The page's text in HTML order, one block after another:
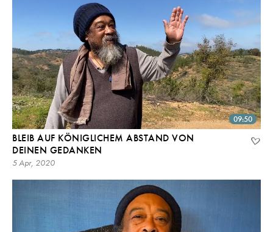
09:50
BLEIB AUF KÖNIGLICHEM ABSTAND VON
DEINEN GEDANKEN
5 Apr, 2020